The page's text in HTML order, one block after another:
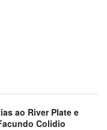
ao River Plate e
Colidio